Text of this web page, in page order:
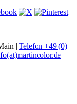
| Telefon +49 (0)